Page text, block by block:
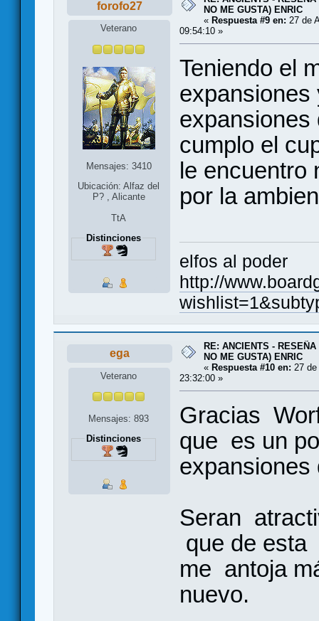
forofo27
Veterano
Mensajes: 3410
Ubicación: Alfaz del
P? , Alicante
TtA
Distinciones
NO ME GUSTA) ENRIC
« Respuesta #9 en: 27 de
09:54:10 »
Teniendo el
expansiones
expansiones
cumplo el
le encuentro
por la
elfos al poder
http://
ega
Veterano
Mensajes: 893
Distinciones
RE: ANCIENTS -
NO ME GUSTA) ENRIC
« Respuesta #10 en: 27
23:32:00 »
Gracias
que es un
Seran
que de
me antoja
nuevo.